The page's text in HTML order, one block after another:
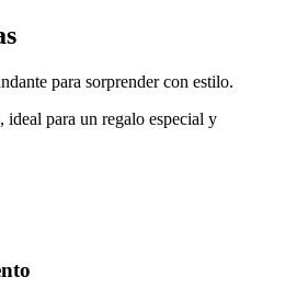
para sorprender con estilo.
ideal para un regalo especial y